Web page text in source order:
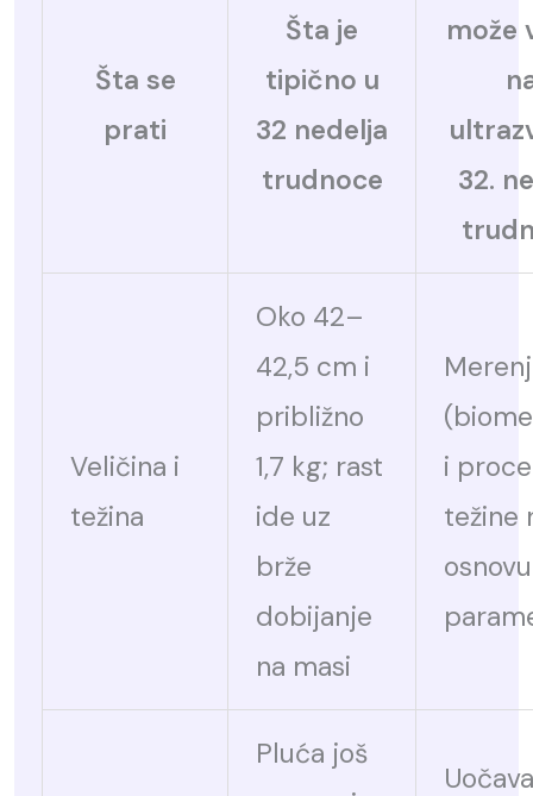
Šta se
prati
Šta je
tipično u
32 nedelja
trudnoce
može
32.
Veličina i
težina
Oko 42–
42,5 cm i
približno
1,7 kg; rast
ide uz
brže
dobijanje
na masi
i
težine
Pluća još